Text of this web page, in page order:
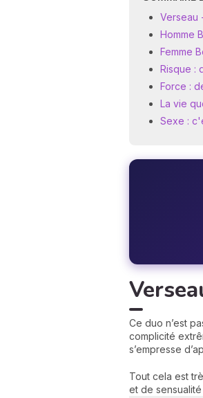
Verseau
Homme
Femme
Risque :
Force :
La vie
Sexe :
Ce duo n’est
complicité
s’empresse
Tout cela est
et de